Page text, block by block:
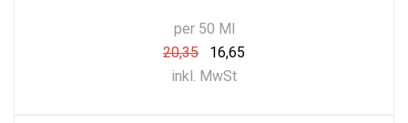
per 50 Ml
20,35
16,65
inkl. MwSt